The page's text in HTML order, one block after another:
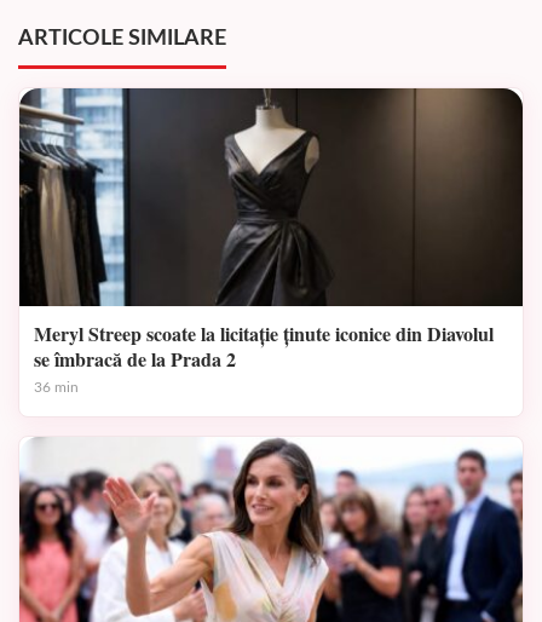
ARTICOLE SIMILARE
Meryl Streep scoate la licitație ținute iconice din Diavolul
se îmbracă de la Prada 2
36 min